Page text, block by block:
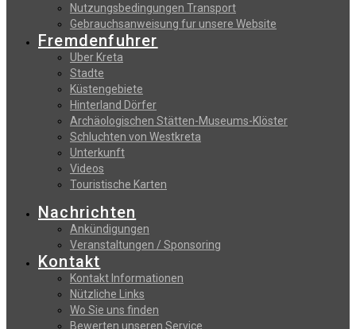
Nutzungsbedingungen Transport
Gebrauchsanweisung fur unsere Website
Fremdenfuhrer
Uber Kreta
Stadte
Küstengebiete
Hinterland Dörfer
Archäologischen Stätten-Museums-Klöster
Schluchten von Westkreta
Unterkunft
Videos
Touristische Karten
Nachrichten
Ankündigungen
Veranstaltungen / Sponsoring
Kontakt
Kontakt Informationen
Nützliche Links
Wo Sie uns finden
Bewerten unseren Service